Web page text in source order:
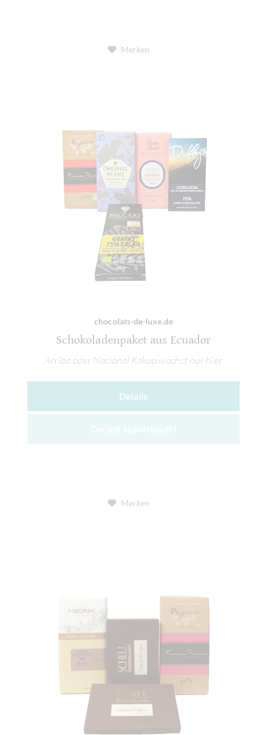
Merken
chocolats-de-luxe.de
Schokoladenpaket aus Ecuador
Arriba oder Nacional Kakao wächst nur hier
Details
Merken